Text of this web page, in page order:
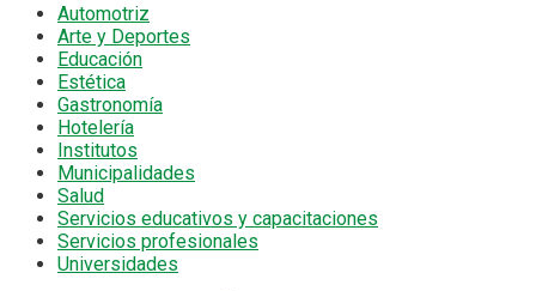
Automotriz
Arte y Deportes
Educación
Estética
Gastronomía
Hotelería
Institutos
Municipalidades
Salud
Servicios educativos y capacitaciones
Servicios profesionales
Universidades